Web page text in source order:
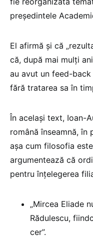
președintele
El afirmă și că
că, după mai mulți
au avut un feed-back
fără tratarea sa în
În același text, Ioan-
română înseamnă,
așa cum filosofia
argumentează că
pentru înțelegerea
„Mircea Eliade
Rădulescu,
cer”.